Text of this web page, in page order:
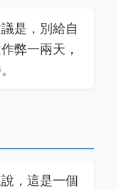
是，別給自
弊一兩天，
，這是一個